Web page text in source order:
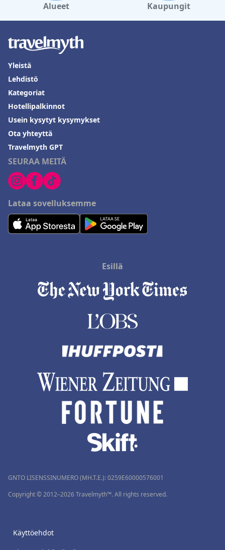
Alueet Kaupungit
SEURAA MEITÄ
Lataa sovelluksemme
Yleistä
Lehdistö
Kategoriat
Hotellipalkinnot
Usein kysytyt kysymykset
Ota yhteyttä
Travelmyth GPT
Esillä
GNTO LISENSSINUMERO (MH.T.E.): 0259Ε60000576001
Copyright © 2012–2026 Travelmyth™. All rights reserved.
Käyttöehdot